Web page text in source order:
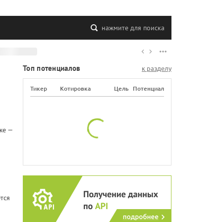
нажмите для поиска
—
Топ потенциалов к разделу
Тикер Котировка Цель Потенциал